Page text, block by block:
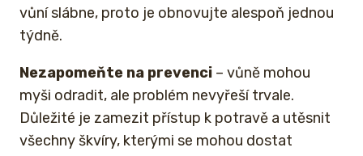
vůní slábne, proto je obnovujte alespoň jednou
týdně.
Nezapomeňte na prevenci – vůně mohou
myši odradit, ale problém nevyřeší trvale.
Důležité je zamezit přístup k potravě a utěsnit
všechny škvíry, kterými se mohou dostat